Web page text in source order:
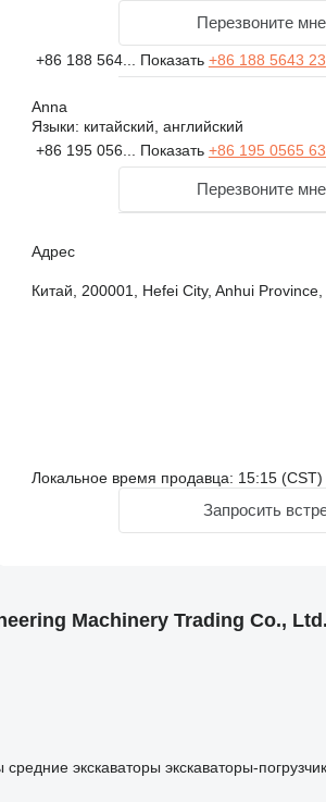
Перезвоните мне
+86 188 564... Показать +86 188 5643
Anna
Языки: китайский, английский
+86 195 056... Показать +86 195 0565
Перезвоните мне
Адрес
Китай, 200001, Hefei City, Anhui Province,
Локальное время продавца: 15:15 (CST)
Запросить
Machinery Trading Co., Ltd.
средние экскаваторы экскаваторы-